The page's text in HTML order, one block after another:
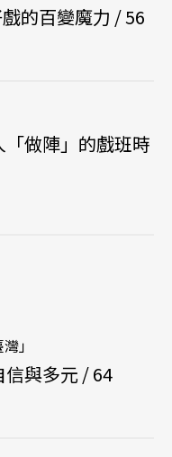
的百變魔力 / 56
做陣」的戲班時
」
與多元 / 64